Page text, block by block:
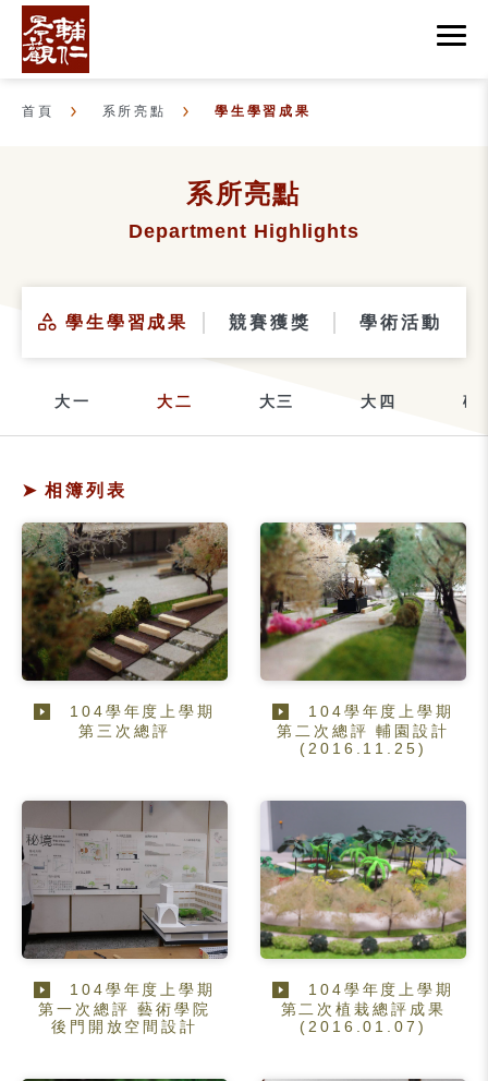
首頁 系所亮點 學生學習成果
系所亮點
Department Highlights
學生學習成果 競賽獲獎 學術活動
大一 大二 大三 大四 碩
相簿列表
104學年度上學期
第三次總評
104學年度上學期
第二次總評 輔園設計
(2016.11.25)
104學年度上學期
第一次總評 藝術學院
後門開放空間設計
104學年度上學期
第二次植栽總評成果
(2016.01.07)